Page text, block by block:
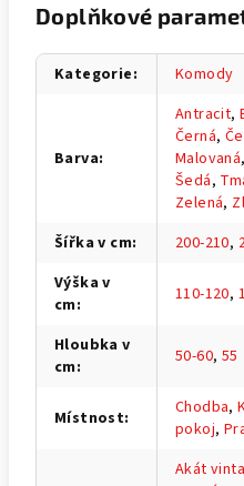
Doplňkové
Kategorie: Komody
Barva:
Antracit,
Černá,
Malovaná
Šedá,
Zelená,
Šířka v cm: 200-210,
Výška v
cm: 110-120,
Hloubka v
cm: 50-60, 55
Místnost: Chodba,
pokoj,
Akát